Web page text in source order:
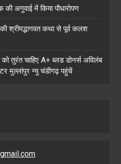
अगुवाई में किया पौधारोपण
श्रीमद्भागवत कथा से पूर्व कलश
को तुरंत चाहिए A+ ब्लड डोनर्स अविलंब
मुल्लांपुर न्यु चंडीगढ़ पहुंचें